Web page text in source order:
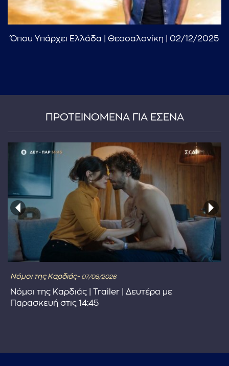
...πληκτρολογήστε κείμενο προς αναζήτηση
Όπου Υπάρχει Ελλάδα | Θεσσαλονίκη | 02/12/2025
ΠΡΟΤΕΙΝΟΜΕΝΑ ΓΙΑ ΕΣΕΝΑ
Νόμοι της Καρδιάς- 07/08/2026
Νόμοι της Καρδιάς | Trailer | Δευτέρα με
Παρασκευή στις 14:45